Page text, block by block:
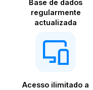
Base de dados
regularmente
actualizada
Acesso ilimitado a